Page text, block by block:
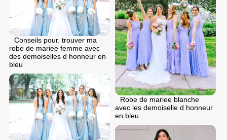
Conseils pour. trouver ma
robe de mariee femme avec
des demoiselles d honneur en
bleu
Robe de mariee blanche
avec les demoiselle d honneur
en bleu